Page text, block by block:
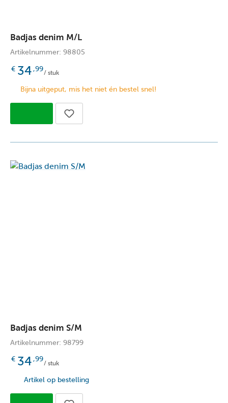
Badjas denim M/L
Artikelnummer: 98805
€ 34 ,99
/ stuk
Bijna uitgeput, mis het niet én bestel snel!
Badjas denim S/M
Artikelnummer: 98799
€ 34,99
/ stuk
Artikel op bestelling